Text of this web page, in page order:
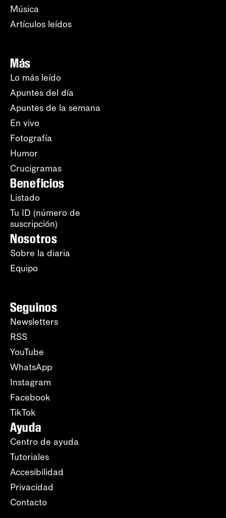
Música
Artículos leídos
Más
Lo más leído
Apuntes del día
Apuntes de la semana
En vivo
Fotografía
Humor
Crucigramas
Beneficios
Listado
Tu ID (número de
suscripción)
Nosotros
Sobre la diaria
Equipo
Seguinos
Newsletters
RSS
YouTube
WhatsApp
Instagram
Facebook
TikTok
Ayuda
Centro de ayuda
Tutoriales
Accesibilidad
Privacidad
Contacto